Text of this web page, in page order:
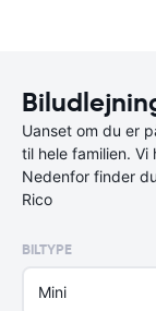
Uanset om du er
til hele familien.
Nedenfor finder
Rico
BILTYPE
Mini